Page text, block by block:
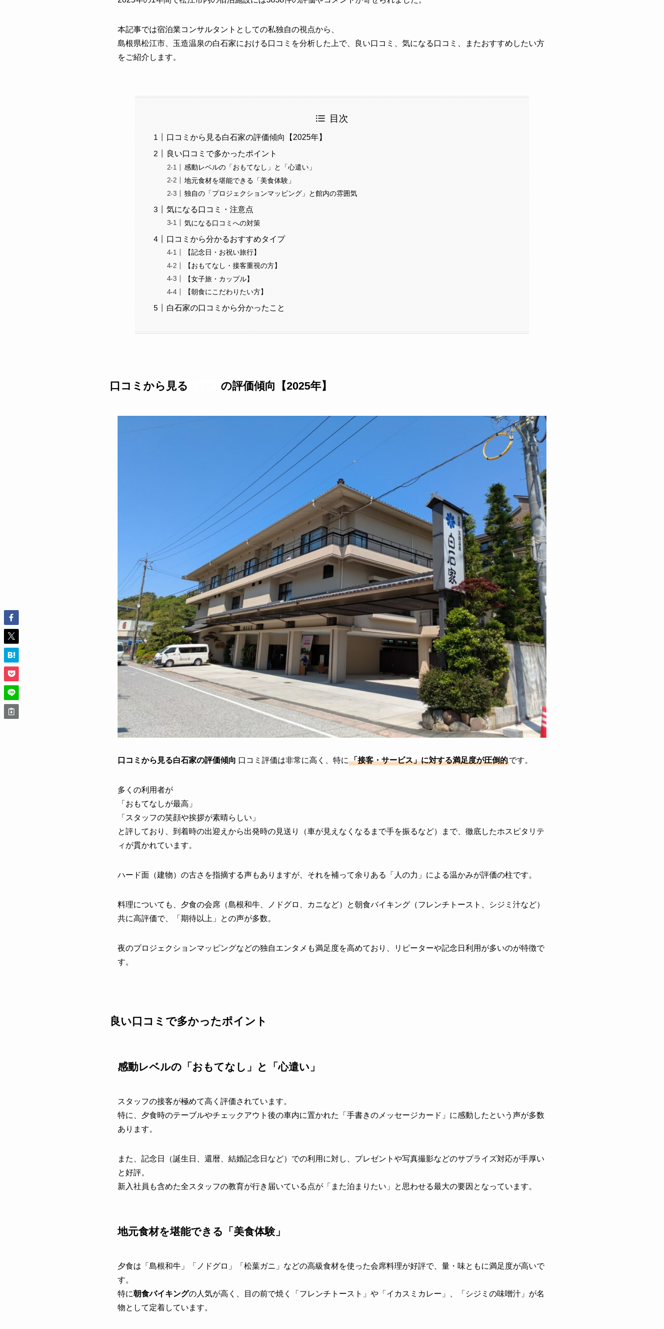
本記事では宿泊業コンサルタントとしての私独自の視点から、
島根県松江市、玉造温泉の白石家における口コミを分析した上で、良い口コミ、気になる口コミ、またおすすめしたい方
をご紹介します。
目次
口コミから見る白石家の評価傾向【2025年】
良い口コミで多かったポイント
感動レベルの「おもてなし」と「心遣い」
地元食材を堪能できる「美食体験」
独自の「プロジェクションマッピング」と館内の雰囲気
気になる口コミ・注意点
気になる口コミへの対策
口コミから分かるおすすめタイプ
【記念日・お祝い旅行】
【おもてなし・接客重視の方】
【女子旅・カップル】
【朝食にこだわりたい方】
白石家の口コミから分かったこと
口コミから見る の評価傾向【2025年】
口コミから見る白石家の評価傾向 口コミ評価は非常に高く、特に「接客・サービス」に対する満足度が圧倒的です。
多くの利用者が
「おもてなしが最高」
「スタッフの笑顔や挨拶が素晴らしい」
と評しており、到着時の出迎えから出発時の見送り（車が見えなくなるまで手を振るなど）まで、徹底したホスピタリテ
ィが貫かれています。
ハード面（建物）の古さを指摘する声もありますが、それを補って余りある「人の力」による温かみが評価の柱です。
料理についても、夕食の会席（島根和牛、ノドグロ、カニなど）と朝食バイキング（フレンチトースト、シジミ汁など）
共に高評価で、「期待以上」との声が多数。
夜のプロジェクションマッピングなどの独自エンタメも満足度を高めており、リピーターや記念日利用が多いのが特徴で
す。
良い口コミで多かったポイント
感動レベルの「おもてなし」と「心遣い」
スタッフの接客が極めて高く評価されています。
特に、夕食時のテーブルやチェックアウト後の車内に置かれた「手書きのメッセージカード」に感動したという声が多数
あります。
また、記念日（誕生日、還暦、結婚記念日など）での利用に対し、プレゼントや写真撮影などのサプライズ対応が手厚い
と好評。
新入社員も含めた全スタッフの教育が行き届いている点が「また泊まりたい」と思わせる最大の要因となっています。
地元食材を堪能できる「美食体験」
夕食は「島根和牛」「ノドグロ」「松葉ガニ」などの高級食材を使った会席料理が好評で、量・味ともに満足度が高いで
す。
特に朝食バイキングの人気が高く、目の前で焼く「フレンチトースト」や「イカスミカレー」、「シジミの味噌汁」が名
物として定着しています。